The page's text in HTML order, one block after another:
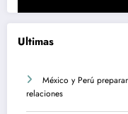
Ultimas
México y Perú
relaciones